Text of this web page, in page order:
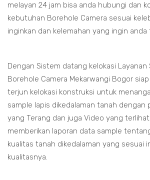
melayan 24 jam bisa anda hubungi dan
kebutuhan Borehole Camera sesuai
inginkan dan kelemahan yang ingin anda
Dengan Sistem datang kelokasi Layanan
Borehole Camera Mekarwangi Bogor
terjun kelokasi konstruksi untuk
sample lapis dikedalaman tanah dengan
yang Terang dan juga Video yang terlihat
memberikan laporan data sample
kualitas tanah dikedalaman yang sesuai
kualitasnya.